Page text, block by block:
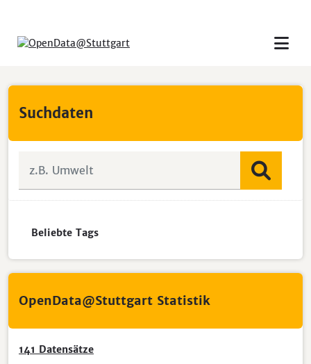
Suchdaten
Beliebte Tags
OpenData@Stuttgart Statistik
141 Datensätze